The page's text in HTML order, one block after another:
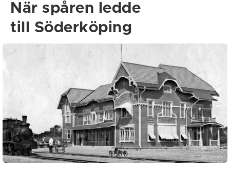
När spåren ledde
till Söderköping